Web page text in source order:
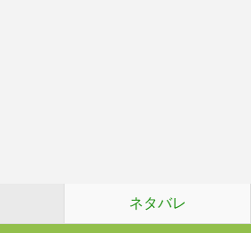
ネタバレ